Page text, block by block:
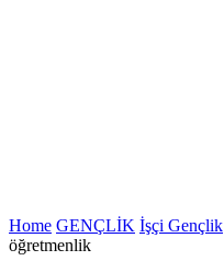
Home GENÇLİK İşçi Gençlik
öğretmenlik